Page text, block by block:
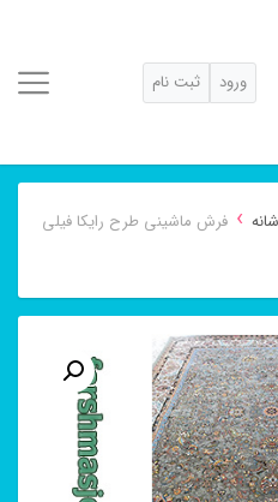
ورود ثبت نام
› فرش ماشینی طرح رایکا فیلی